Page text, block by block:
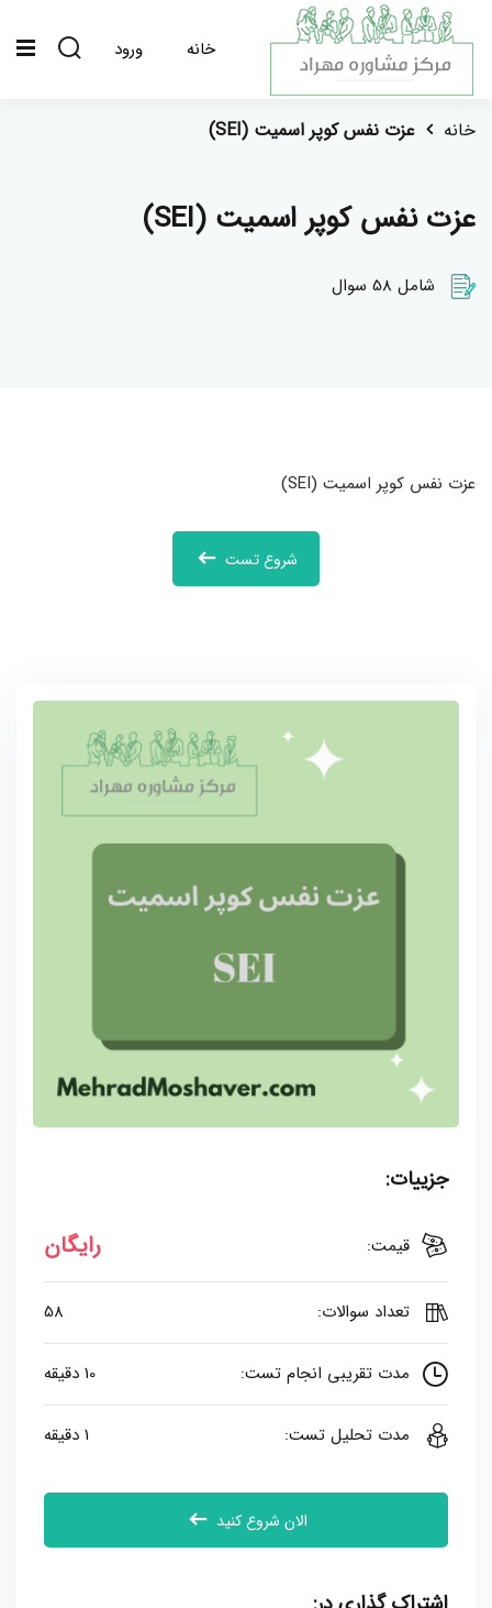
خانه ورود
خانه عزت نفس کوپر اسمیت (SEI)
عزت نفس کوپر اسمیت (SEI)
شامل 58 سوال
عزت نفس کوپر اسمیت (SEI)
شروع تست
جزییات:
قیمت: رایگان
تعداد سوالات: 58
مدت تقریبی انجام تست: 10 دقیقه
مدت تحلیل تست: 1 دقیقه
الان شروع کنید